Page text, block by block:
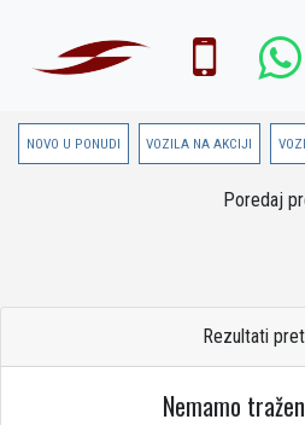
NOVO U PONUDI VOZILA NA AKCIJI
Poredaj
Rezultati
Nemamo